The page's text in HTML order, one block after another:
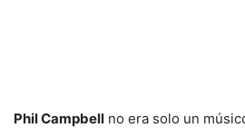
Phil Campbell no era solo un